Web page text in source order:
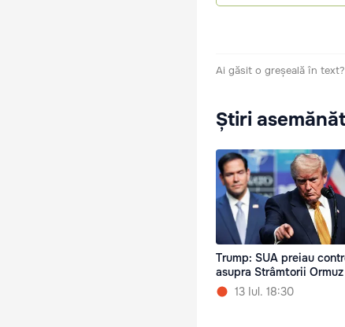
Ai găsit o greșeală în text?
Știri
Trump: SUA preiau
asupra Strâmtorii Ormuz
13 Iul. 18:30